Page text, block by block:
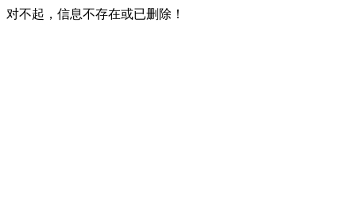
对不起，信息不存在或已删除！